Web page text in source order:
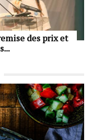
des prix et